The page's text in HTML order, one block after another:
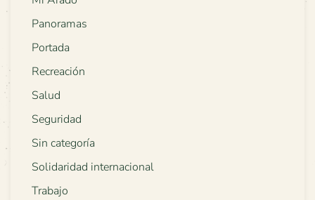
Panoramas
Portada
Recreación
Salud
Seguridad
Sin categoría
Solidaridad internacional
Trabajo